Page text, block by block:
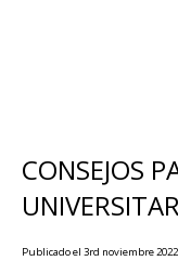
CONSEJOS
Publicado el 3rd noviembre